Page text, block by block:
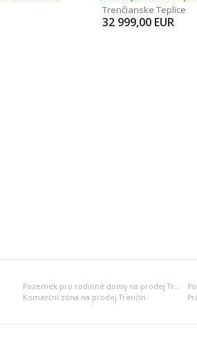
Trenčianske Teplice
32 999,00 EUR
Pozemek pro rodinné domy na prodej Trenčín
Komerční zóna na prodej Trenčín